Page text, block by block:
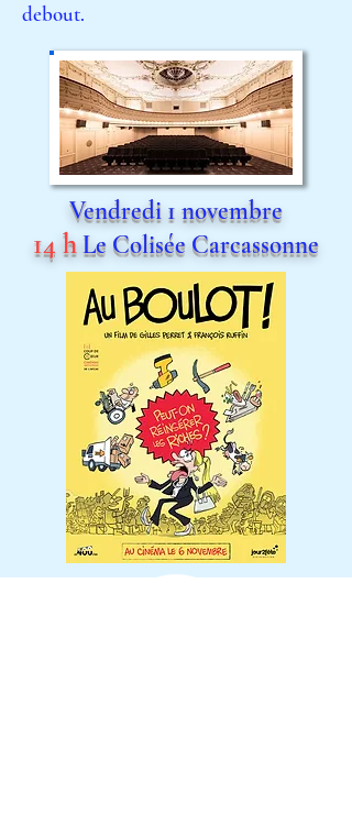
debout.
Vendredi 1 novembre
14 hLe Colisée Carcassonne